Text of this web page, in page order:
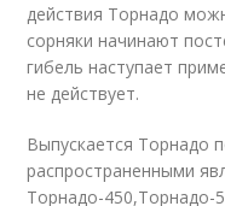
действия Торнадо
сорняки начинают
гибель наступает
не действует.
Выпускается Торнадо
распространенными
Торнадо-450,Торнадо-